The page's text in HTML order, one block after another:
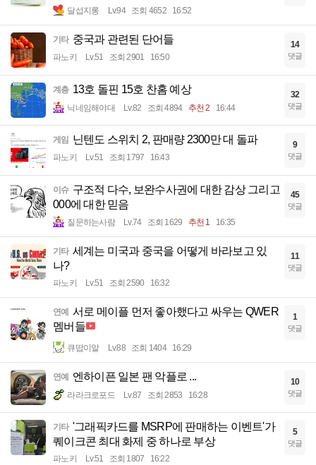
달섭지롱 Lv.94 조회 4652 16:52
기타 중국과 관련된 단어들
파노키 Lv.51 조회 2901 16:50
14
댓글
계층 13호 돌핀 15호 찬홈 예상
닉네임해야대 Lv.82 조회 4894 추천 2 16:44
32
댓글
게임 닌텐도 스위치 2, 판매량 2300만 대 돌파
파노키 Lv.51 조회 1797 16:43
9
댓글
이슈 구조적 다수, 보완수사권에 대한 감상 그리고
000에 대한 믿음
질문하는사람 Lv.74 조회 1629 추천 1 16:35
45
댓글
기타 세계는 미국과 중국을 어떻게 바라보고 있
나?
파노키 Lv.51 조회 2590 16:32
11
댓글
연예
서로 메이플 먼저 좋아했다고 싸우는 QWER
멤버들
큐땁이알 Lv.88 조회 1404 16:29
1
댓글
연예 엔하이픈 일본 팬 악플로 ...
라라크로포드 Lv.87 조회 2853 16:28
10
댓글
기타 '그래픽카드를 MSRP에 판매하는 이벤트'가
퀘이크콘 최대 화제 중 하나로 부상
파노키 Lv.51 조회 1807 16:22
5
댓글